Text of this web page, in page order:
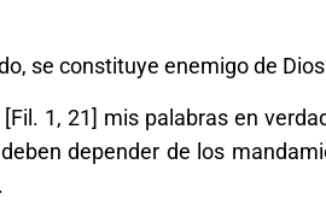
se constituye enemigo de
1, 21] mis palabras en
depender de los
.